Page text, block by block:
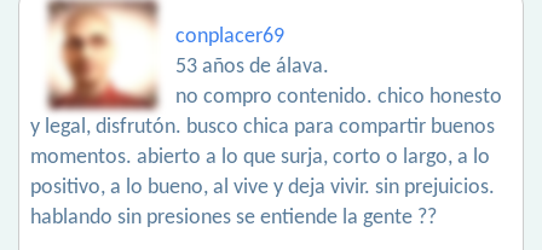
conplacer69
53 años de álava.
no compro contenido. chico honesto
y legal, disfrutón. busco chica para compartir buenos
momentos. abierto a lo que surja, corto o largo, a lo
positivo, a lo bueno, al vive y deja vivir. sin prejuicios.
hablando sin presiones se entiende la gente ??